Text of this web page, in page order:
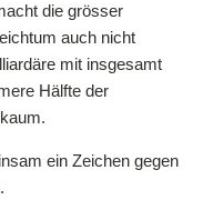
die grösser
auch nicht
mit insgesamt
Hälfte der
ein Zeichen gegen